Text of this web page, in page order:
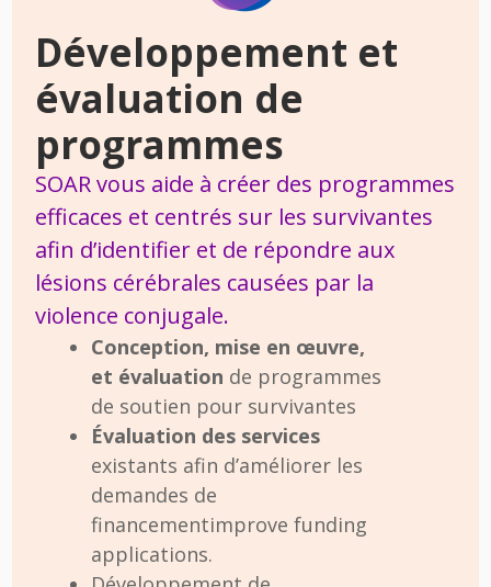
Développement et
évaluation de
programmes
SOAR vous aide à créer des programmes
efficaces et centrés sur les survivantes
afin d’identifier et de répondre aux
lésions cérébrales causées par la
violence conjugale.
Conception, mise en œuvre,
et évaluation de programmes
de soutien pour survivantes
Évaluation des services
existants afin d’améliorer les
demandes de
financementimprove funding
applications.